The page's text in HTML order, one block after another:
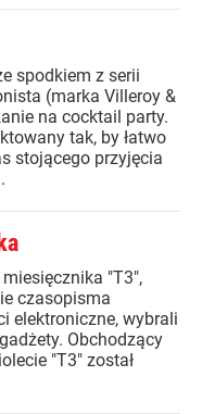
spodkiem z serii
(marka Villeroy &
na cocktail party.
tak, by łatwo
stojącego przyjęcia
"T3",
czasopisma
elektroniczne, wybrali
Obchodzący
"T3" został